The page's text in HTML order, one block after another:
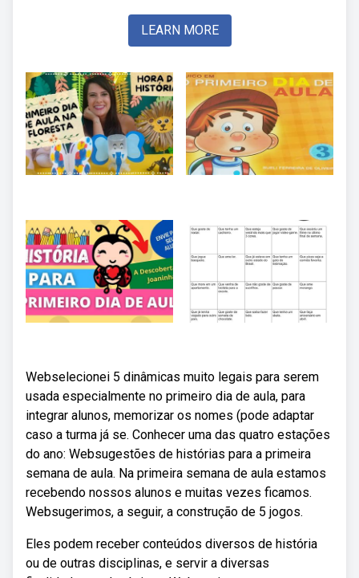
LEARN MORE
Webselecionei 5 dinâmicas muito legais para serem
usada especialmente no primeiro dia de aula, para
integrar alunos, memorizar os nomes (pode adaptar
caso a turma já se. Conhecer uma das quatro estações
do ano: Websugestões de histórias para a primeira
semana de aula. Na primeira semana de aula estamos
recebendo nossos alunos e muitas vezes ficamos.
Websugerimos, a seguir, a construção de 5 jogos.
Eles podem receber conteúdos diversos de história
ou de outras disciplinas, e servir a diversas